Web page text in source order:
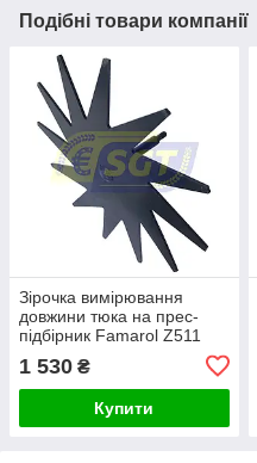
Подібні товари компанії
Зірочка вимірювання
довжини тюка на прес-
підбірник Famarol Z511
1 530 ₴
Купити